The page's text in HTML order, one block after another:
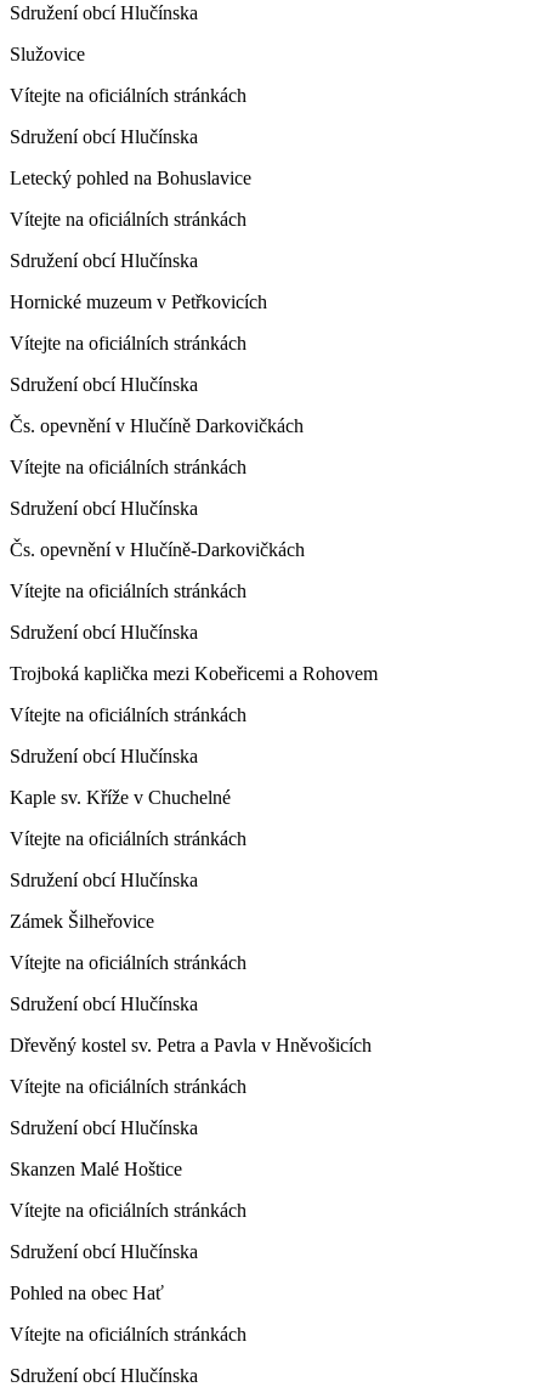
Sdružení obcí Hlučínska
Služovice
Vítejte na oficiálních stránkách
Sdružení obcí Hlučínska
Letecký pohled na Bohuslavice
Vítejte na oficiálních stránkách
Sdružení obcí Hlučínska
Hornické muzeum v Petřkovicích
Vítejte na oficiálních stránkách
Sdružení obcí Hlučínska
Čs. opevnění v Hlučíně Darkovičkách
Vítejte na oficiálních stránkách
Sdružení obcí Hlučínska
Čs. opevnění v Hlučíně-Darkovičkách
Vítejte na oficiálních stránkách
Sdružení obcí Hlučínska
Trojboká kaplička mezi Kobeřicemi a Rohovem
Vítejte na oficiálních stránkách
Sdružení obcí Hlučínska
Kaple sv. Kříže v Chuchelné
Vítejte na oficiálních stránkách
Sdružení obcí Hlučínska
Zámek Šilheřovice
Vítejte na oficiálních stránkách
Sdružení obcí Hlučínska
Dřevěný kostel sv. Petra a Pavla v Hněvošicích
Vítejte na oficiálních stránkách
Sdružení obcí Hlučínska
Skanzen Malé Hoštice
Vítejte na oficiálních stránkách
Sdružení obcí Hlučínska
Pohled na obec Hať
Vítejte na oficiálních stránkách
Sdružení obcí Hlučínska